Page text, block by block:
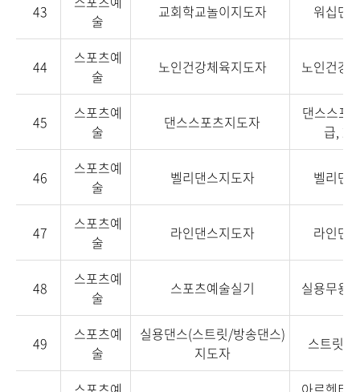
43
술
교회학교놀이지도자 워십댄
44
스포츠예
술
노인건강체육지도자 노인건강
45
스포츠예
술
댄스스포츠지도자
댄스스포
급, 2
46
스포츠예
술
벨리댄스지도자 벨리댄
47
스포츠예
술
라인댄스지도자 라인댄
48
스포츠예
술
스포츠예술실기 실용무용
49
스포츠예
술
실용댄스(스트릿/방송댄스)
지도자
스트릿